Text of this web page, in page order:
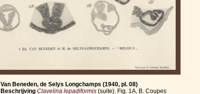
Van Beneden, de Selys Longchamps (1940, pl. 08)
Beschrijving Clavelina lepadiformis(suite). Fig. 1A, B. Coupes